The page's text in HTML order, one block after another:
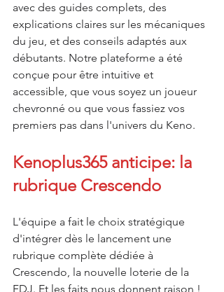
avec des guides complets, des
explications claires sur les mécaniques
du jeu, et des conseils adaptés aux
débutants. Notre plateforme a été
conçue pour être intuitive et
accessible, que vous soyez un joueur
chevronné ou que vous fassiez vos
premiers pas dans l'univers du Keno.
Kenoplus365 anticipe: la
rubrique Crescendo
L'équipe a fait le choix stratégique
d'intégrer dès le lancement une
rubrique complète dédiée à
Crescendo, la nouvelle loterie de la
FDJ. Et les faits nous donnent raison !